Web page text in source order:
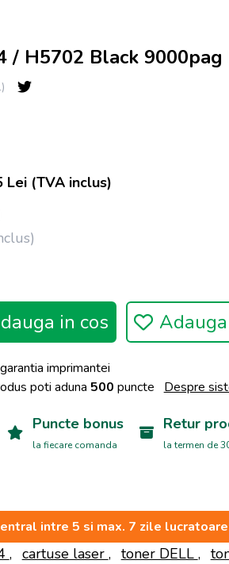
/ H5702 Black 9000pag
Lei (TVA inclus)
in cos
imprimantei
poti aduna 500 puncte Despre
Puncte bonus
la fiecare comanda
Retur
la termen de
intre 5 si max. 7 zile lucratoare
, cartuse laser , toner DELL ,